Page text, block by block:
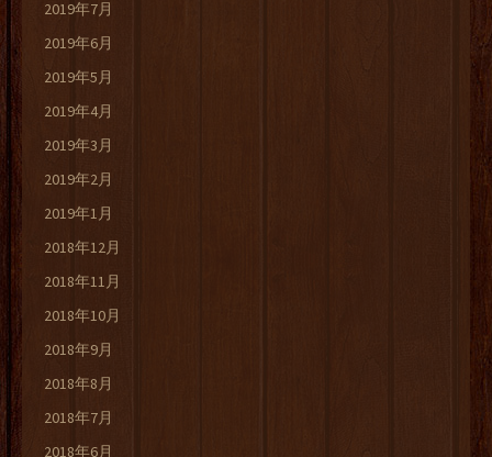
2019年7月
2019年6月
2019年5月
2019年4月
2019年3月
2019年2月
2019年1月
2018年12月
2018年11月
2018年10月
2018年9月
2018年8月
2018年7月
2018年6月